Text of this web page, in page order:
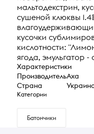
мальтодекстрин,
сушеной клюквы
кусочки
кислотности:
ягода, эмульгатор
Характеристики
ПроизводительАха
Страна
Категории
Батончики